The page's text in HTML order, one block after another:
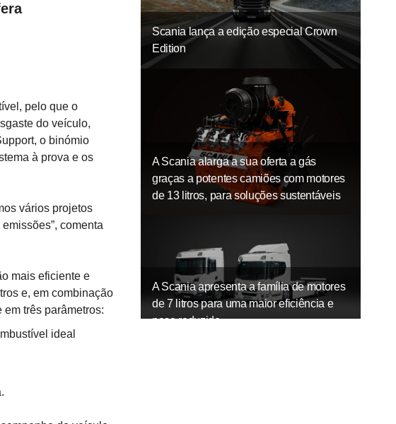
pelo que o
do veículo,
o binómio
à prova e os
vários projetos
comenta
mais eficiente e
e, em combinação
três parâmetros:
ideal
Scania lança a edição especial Crown
Edition
A Scania alarga a sua oferta a gás
graças a potentes camiões com motores
de 13 litros, para soluções sustentáveis
A Scania apresenta a família de motores
de 7 litros para uma maior eficiência e
peso reduzido